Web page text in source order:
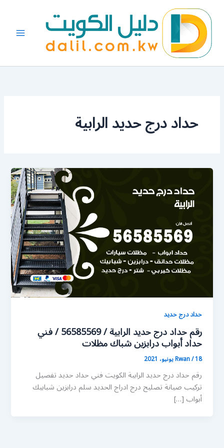
المحتوى
حداد درج حديد الرابية
حداد درج حديد
رقم حداد درج حديد الرابية / 56585569 / فني
حداد أبواب درابزين شباك مظلات
Rwan/18 يونيو، 2021
رقم حداد درج حديد الرابية الكويت فني حداد حديد تفصيل
تركيب صيانة تصليح درج ادراج الحديد سلم درابزين شبابيك
أبواب […]